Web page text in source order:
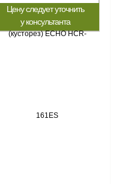
Цену следует уточнить
у консультанта